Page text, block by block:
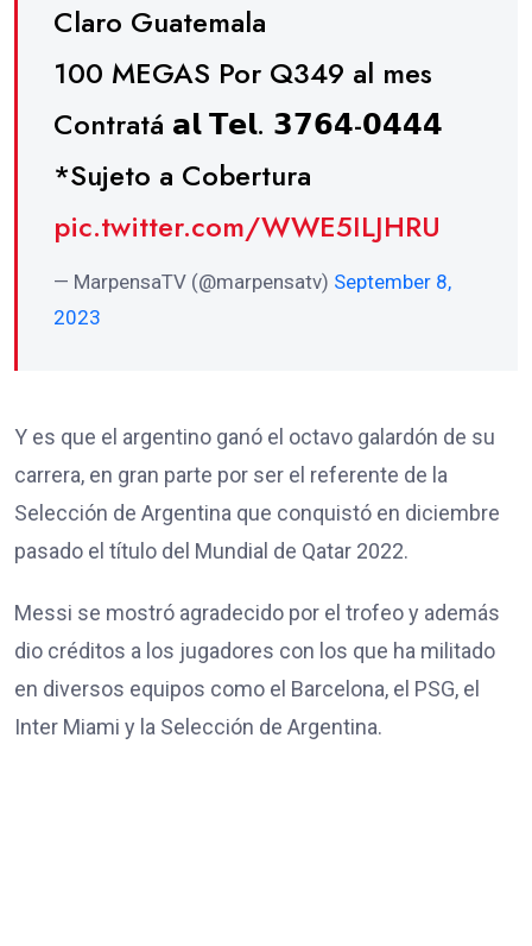
Claro Guatemala
100 MEGAS Por Q349 al mes
Contratá 𝗮𝗹 𝗧𝗲𝗹. 𝟯𝟳𝟲𝟰-𝟬𝟰𝟰𝟰
*Sujeto a Cobertura
pic.twitter.com/WWE5ILJHRU
— MarpensaTV (@marpensatv) September 8,
2023
Y es que el argentino ganó el octavo galardón de su
carrera, en gran parte por ser el referente de la
Selección de Argentina que conquistó en diciembre
pasado el título del Mundial de Qatar 2022.
Messi se mostró agradecido por el trofeo y además
dio créditos a los jugadores con los que ha militado
en diversos equipos como el Barcelona, el PSG, el
Inter Miami y la Selección de Argentina.